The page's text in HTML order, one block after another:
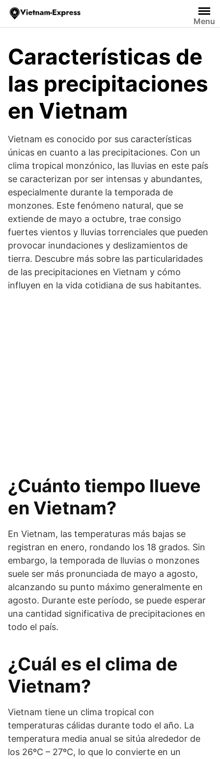
Saltar
contenido
Menu
Características de
las precipitaciones
en Vietnam
Vietnam es conocido por sus características
únicas en cuanto a las precipitaciones. Con un
clima tropical monzónico, las lluvias en este país
se caracterizan por ser intensas y abundantes,
especialmente durante la temporada de
monzones. Este fenómeno natural, que se
extiende de mayo a octubre, trae consigo
fuertes vientos y lluvias torrenciales que pueden
provocar inundaciones y deslizamientos de
tierra. Descubre más sobre las particularidades
de las precipitaciones en Vietnam y cómo
influyen en la vida cotidiana de sus habitantes.
¿Cuánto tiempo llueve
en Vietnam?
En Vietnam, las temperaturas más bajas se
registran en enero, rondando los 18 grados. Sin
embargo, la temporada de lluvias o monzones
suele ser más pronunciada de mayo a agosto,
alcanzando su punto máximo generalmente en
agosto. Durante este período, se puede esperar
una cantidad significativa de precipitaciones en
todo el país.
¿Cuál es el clima de
Vietnam?
Vietnam tiene un clima tropical con
temperaturas cálidas durante todo el año. La
temperatura media anual se sitúa alrededor de
los 26ºC – 27ºC, lo que lo convierte en un